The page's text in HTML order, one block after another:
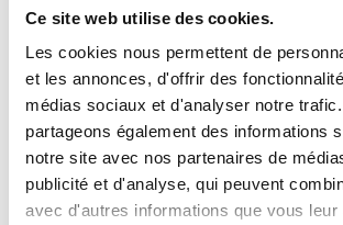
Ce site web utilise des cookies.
Les cookies nous permettent de
et les annonces, d'offrir des
médias sociaux et d'analyser notre
partageons également des informations
notre site avec nos partenaires de
publicité et d'analyse, qui peuvent
avec d'autres informations que vous leur
Veuillez décrire votre situation
Choix de la session